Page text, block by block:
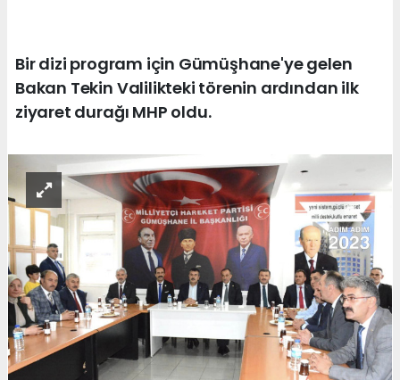
Bir dizi program için Gümüşhane'ye gelen
Bakan Tekin Valilikteki törenin ardından ilk
ziyaret durağı MHP oldu.